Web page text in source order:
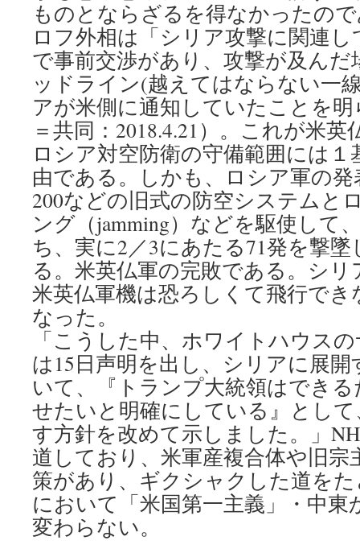
ものとならざるを得なかったの
ロフ外相は「シリア攻撃に関連
で事前交渉があり、攻撃が及ん
ッドライン(越えてはならない一
アが米側に通知していたことを
＝共同：2018.4.21）。これが米
ロシア対空防衛の守備範囲には
由である。しかも、ロシア軍の
200などの旧式の防空システムと
ング（jamming）などを駆使して
ち、実に2／3にあたる71発を撃
る。米英仏軍の完敗である。シ
米英仏軍機は恐ろしくて飛行で
なった。
「こうした中、ホワイトハウス
は15日声明を出し、シリアに展
いて、『トランプ大統領はでき
せたいと明確にしている』とし
す方針を改めて示しました。」
道しており、米軍産複合体や旧宗
策があり、ギクシャクした道を
において「米国第一主義」・中
変わらない。